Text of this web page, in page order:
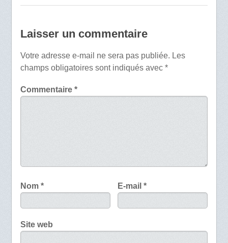
Laisser un commentaire
Votre adresse e-mail ne sera pas publiée. Les
champs obligatoires sont indiqués avec *
Commentaire *
Nom * E-mail*
Site web